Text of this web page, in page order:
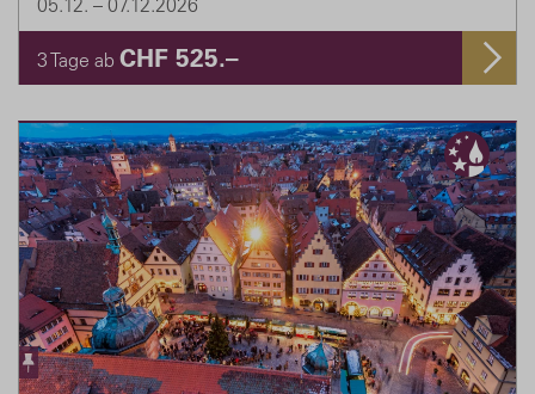
05.12. – 07.12.2026
3 Tage ab CHF 525.–